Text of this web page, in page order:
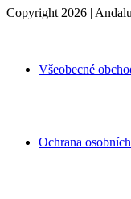
Copyright 2026 |
Všeobecné
Ochrana